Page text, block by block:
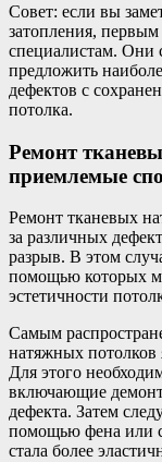
Совет: если вы
затопления, первым
специалистам. Они
предложить
дефектов с
потолка.
Ремонт
приемлемые
Ремонт тканевых
за различных
разрыв. В этом
помощью которых
эстетичности
Самым
натяжных потолков
Для этого
включающие
дефекта. Затем
помощью фена или
стала более